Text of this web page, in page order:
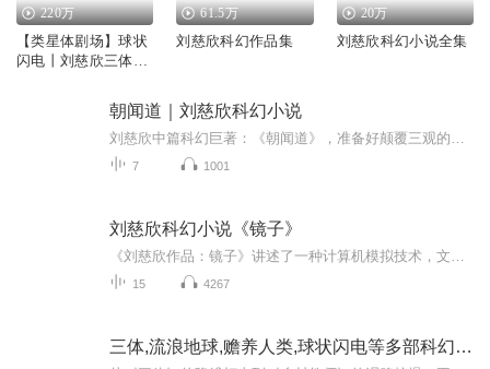
220万
【类星体剧场】球状
闪电丨刘慈欣三体前
61.5万
刘慈欣科幻作品集
20万
刘慈欣科幻小说全集
朝闻道｜刘慈欣科幻小说
7 1001
刘慈欣科幻小说《镜子》
15 4267
三体,流浪地球,赡养人类,球状闪电等多部科幻闲聊